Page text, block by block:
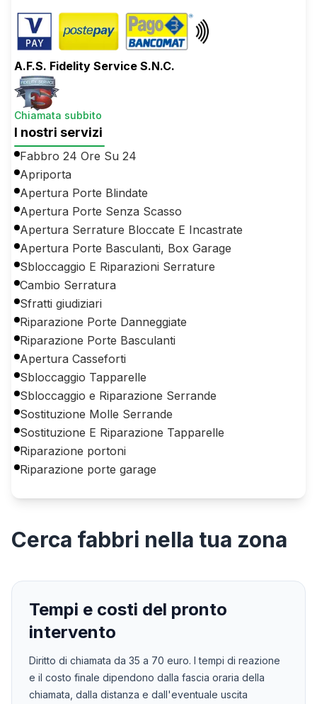
A.F.S. Fidelity Service S.N.C.
Chiamata subbito
I nostri servizi
Fabbro 24 Ore Su 24
Apriporta
Apertura Porte Blindate
Apertura Porte Senza Scasso
Apertura Serrature Bloccate E Incastrate
Apertura Porte Basculanti, Box Garage
Sbloccaggio E Riparazioni Serrature
Cambio Serratura
Sfratti giudiziari
Riparazione Porte Danneggiate
Riparazione Porte Basculanti
Apertura Casseforti
Sbloccaggio Tapparelle
Sbloccaggio e Riparazione Serrande
Sostituzione Molle Serrande
Sostituzione E Riparazione Tapparelle
Riparazione portoni
Riparazione porte garage
Cerca fabbri nella tua zona
Tempi e costi del pronto
intervento
Diritto di chiamata da 35 a 70 euro. I tempi di reazione
e il costo finale dipendono dalla fascia oraria della
chiamata, dalla distanza e dall'eventuale uscita